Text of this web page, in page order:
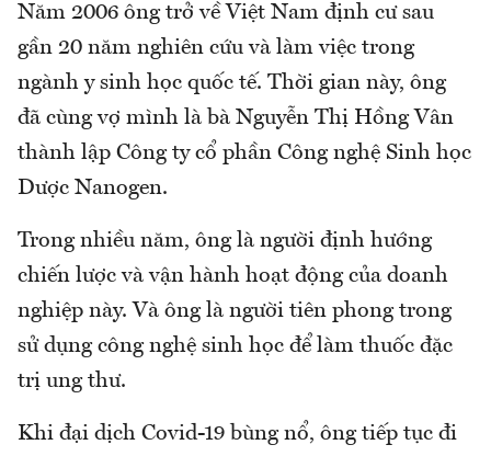
Năm 2006 ông trở về Việt Nam định cư sau
gần 20 năm nghiên cứu và làm việc trong
ngành y sinh học quốc tế. Thời gian này, ông
đã cùng vợ mình là bà Nguyễn Thị Hồng Vân
thành lập Công ty cổ phần Công nghệ Sinh học
Dược Nanogen.
Trong nhiều năm, ông là người định hướng
chiến lược và vận hành hoạt động của doanh
nghiệp này. Và ông là người tiên phong trong
sử dụng công nghệ sinh học để làm thuốc đặc
trị ung thư.
Khi đại dịch Covid-19 bùng nổ, ông tiếp tục đi